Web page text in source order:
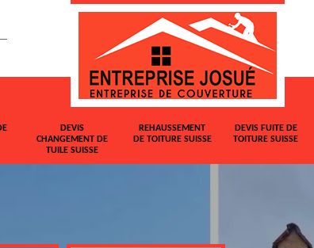
DEVIS
CHANGEMENT DE
TUILE SUISSE
REHAUSSEMENT
DE TOITURE SUISSE
DEVIS FUITE DE
TOITURE SUISSE